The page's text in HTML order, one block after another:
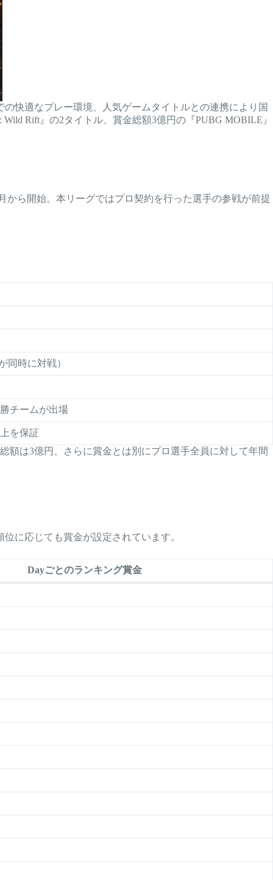
快適なプレー環境、人気ゲームタイトルとの連携により国
Rift』の2タイトル、賞金総額3億円の『PUBG MOBILE』
から開始。本リーグではプロ契約を行った選手の参戦が前提
同時に対戦）
チームが出場
を保証
額は3億円、さらに賞金とは別にプロ選手全員に対して年間
に応じても賞金が設定されています。
Dayごとのランキング賞金